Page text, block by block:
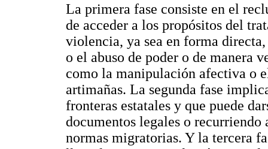
La primera fase consiste en el
de acceder a los propósitos del
violencia, ya sea en forma
o el abuso de poder o de manera
como la manipulación afectiva o
artimañas. La segunda fase
fronteras estatales y que puede
documentos legales o recurriendo
normas migratorias. Y la tercera